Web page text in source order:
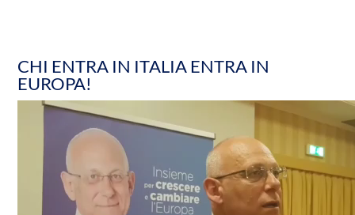
CHI ENTRA IN ITALIA ENTRA IN
EUROPA!